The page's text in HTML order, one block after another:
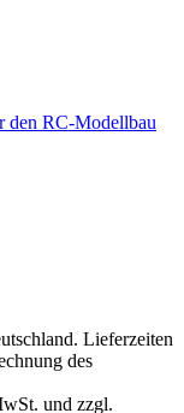
den RC-Modellbau
Lieferzeiten
des
und zzgl.